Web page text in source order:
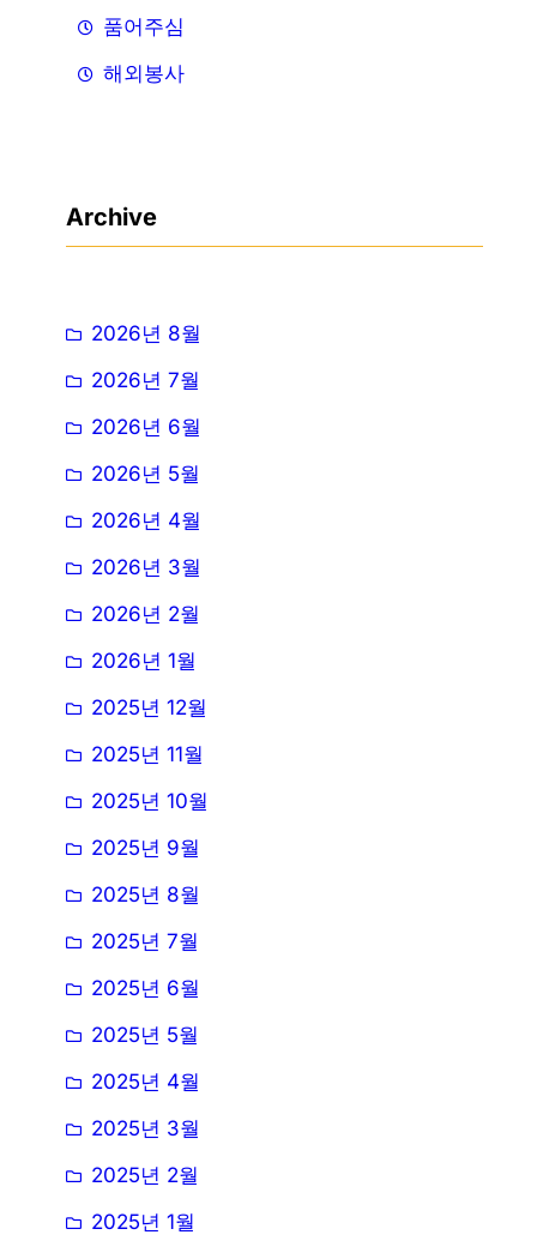
품어주심
해외봉사
Archive
2026년 8월
2026년 7월
2026년 6월
2026년 5월
2026년 4월
2026년 3월
2026년 2월
2026년 1월
2025년 12월
2025년 11월
2025년 10월
2025년 9월
2025년 8월
2025년 7월
2025년 6월
2025년 5월
2025년 4월
2025년 3월
2025년 2월
2025년 1월